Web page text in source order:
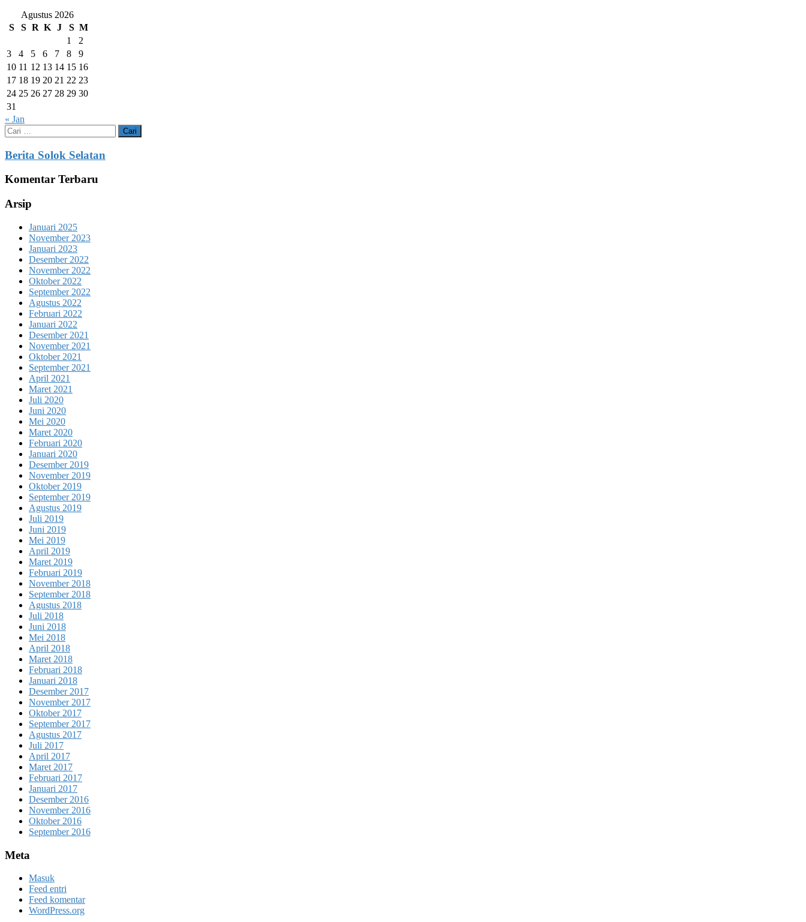
Agustus 2026
S
S R K J S M
1
2
3
4 5 6 7 8
9
10 11 12 13 14 15 16
17 18 19 20 21 22 23
24 25 26 27 28 29 30
31
« Jan
Cari
untuk:
Berita Solok Selatan
Komentar Terbaru
Arsip
Januari 2025
November 2023
Januari 2023
Desember 2022
November 2022
Oktober 2022
September 2022
Agustus 2022
Februari 2022
Januari 2022
Desember 2021
November 2021
Oktober 2021
September 2021
April 2021
Maret 2021
Juli 2020
Juni 2020
Mei 2020
Maret 2020
Februari 2020
Januari 2020
Desember 2019
November 2019
Oktober 2019
September 2019
Agustus 2019
Juli 2019
Juni 2019
Mei 2019
April 2019
Maret 2019
Februari 2019
November 2018
September 2018
Agustus 2018
Juli 2018
Juni 2018
Mei 2018
April 2018
Maret 2018
Februari 2018
Januari 2018
Desember 2017
November 2017
Oktober 2017
September 2017
Agustus 2017
Juli 2017
April 2017
Maret 2017
Februari 2017
Januari 2017
Desember 2016
November 2016
Oktober 2016
September 2016
Meta
Masuk
Feed entri
Feed komentar
WordPress.org